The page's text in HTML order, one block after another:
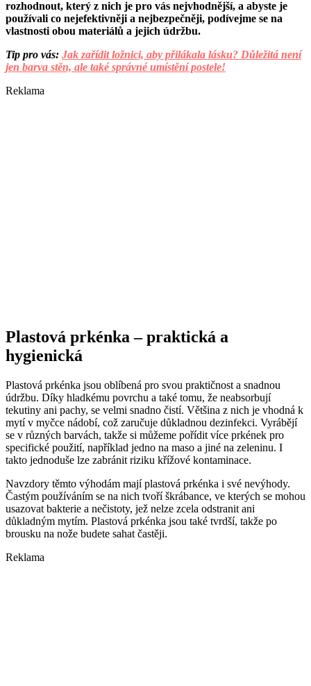
rozhodnout, který z nich je pro vás nejvhodnější, a abyste je
používali co nejefektivněji a nejbezpečněji, podívejme se na
vlastnosti obou materiálů a jejich údržbu.
Tip pro vás: Jak zařídit ložnici, aby přilákala lásku? Důležitá není
jen barva stěn, ale také správné umístění postele!
Reklama
Plastová prkénka – praktická a
hygienická
Plastová prkénka jsou oblíbená pro svou praktičnost a snadnou
údržbu. Díky hladkému povrchu a také tomu, že neabsorbují
tekutiny ani pachy, se velmi snadno čistí. Většina z nich je vhodná k
mytí v myčce nádobí, což zaručuje důkladnou dezinfekci. Vyrábějí
se v různých barvách, takže si můžeme pořídit více prkének pro
specifické použití, například jedno na maso a jiné na zeleninu. I
takto jednoduše lze zabránit riziku křížové kontaminace.
Navzdory těmto výhodám mají plastová prkénka i své nevýhody.
Častým používáním se na nich tvoří škrábance, ve kterých se mohou
usazovat bakterie a nečistoty, jež nelze zcela odstranit ani
důkladným mytím. Plastová prkénka jsou také tvrdší, takže po
brousku na nože budete sahat častěji.
Reklama